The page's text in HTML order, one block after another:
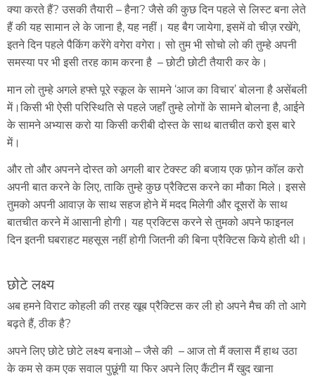
क्या करते हैं? उसकी तैयारी – हैना? जैसे की कुछ दिन पहले से लिस्ट बना लेते
हैं की यह सामान ले के जाना है, यह नहीं। यह बैग जायेगा, इसमें वो चीज़ रखेंगे,
इतने दिन पहले पैकिंग करेंगे वगेरा वगेरा। सो तुम भी सोचो लो की तुम्हे अपनी
समस्या पर भी इसी तरह काम करना है – छोटी छोटी तैयारी कर के।
मान लो तुम्हे अगले हफ्ते पूरे स्कूल के सामने ‘आज का विचार’ बोलना है असेंबली
में।किसी भी ऐसी परिस्थिति से पहले जहाँ तुम्हे लोगों के सामने बोलना है, आईने
के सामने अभ्यास करो या किसी करीबी दोस्त के साथ बातचीत करो इस बारे
में।
और तो और अपनने दोस्त को अगली बार टेक्स्ट की बजाय एक फ़ोन कॉल करो
अपनी बात करने के लिए, ताकि तुम्हे कुछ प्रैक्टिस करने का मौका मिले। इससे
तुमको अपनी आवाज़ के साथ सहज होने में मदद मिलेगी और दूसरों के साथ
बातचीत करने में आसानी होगी। यह प्रक्टिस करने से तुमको अपने फाइनल
दिन इतनी घबराहट महसूस नहीं होगी जितनी की बिना प्रैक्टिस किये होती थी।
छोटे लक्ष्य
अब हमने विराट कोहली की तरह खूब प्रैक्टिस कर ली हो अपने मैच की तो आगे
बढ़ते हैं, ठीक है?
अपने लिए छोटे छोटे लक्ष्य बनाओ – जैसे की – आज तो मैं क्लास मैं हाथ उठा
के कम से कम एक सवाल पुछूंगी या फिर अपने लिए कैंटीन मैं खुद खाना